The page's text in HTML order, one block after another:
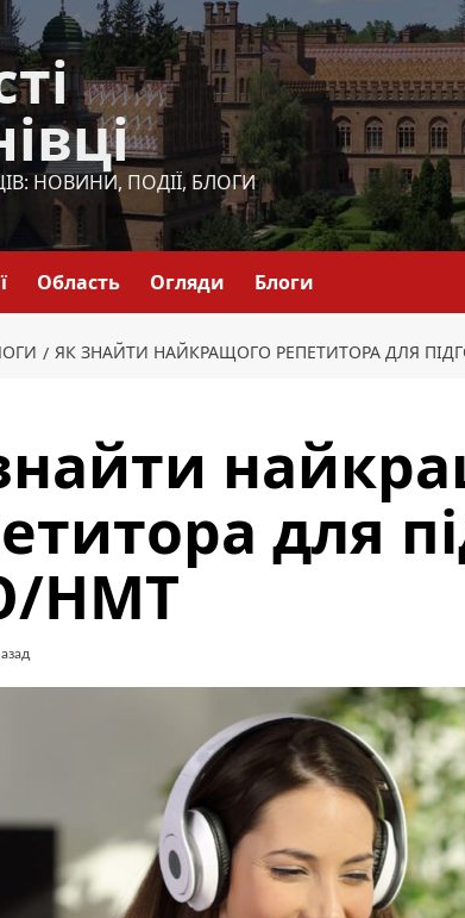
НОВИНИ, ПОДІЇ, БЛОГИ
Область Огляди Блоги
ЯК ЗНАЙТИ НАЙКРАЩОГО РЕПЕТИТОРА ДЛЯ
для
НМТ